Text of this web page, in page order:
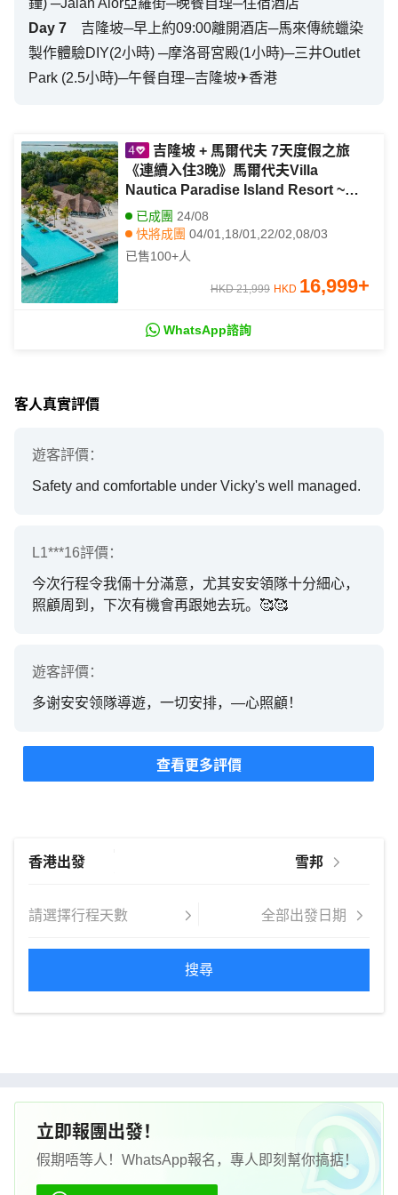
鐘) ─Jalan Alor亞羅街─晚餐自理─住宿酒店
Day 7
吉隆坡─早上約09:00離開酒店─馬來傳統蠟染
製作體驗DIY(2小時) ─摩洛哥宮殿(1小時)─三井Outlet
Park (2.5小時)─午餐自理─吉隆坡✈香港
吉隆坡 + 馬爾代夫 7天度假之旅
《連續入住3晚》馬爾代夫Villa
Nautica Paradise Island Resort ~
Beach Villa 天堂島度假村
已成團 24/08
快將成團 04/01,18/01,22/02,08/03
已售100+人
HKD 21,999 HKD 16,999+
WhatsApp諮詢
客人真實評價
遊客評價：
Safety and comfortable under Vicky's well managed.
L1***16評價：
今次行程令我倆十分滿意，尤其安安領隊十分細心，
照顧周到，下次有機會再跟她去玩。🥰🥰
遊客評價：
多谢安安领隊導遊，一切安排，―心照顧！
查看更多評價
搜尋
立即報團出發！
假期唔等人！WhatsApp報名，專人即刻幫你搞掂！